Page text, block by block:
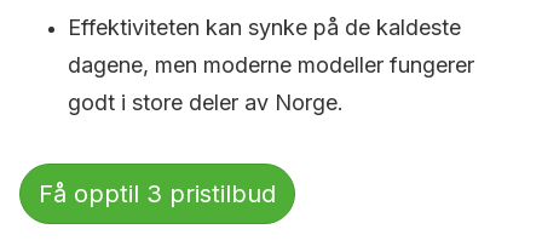
Effektiviteten kan synke på de kaldeste
dagene, men moderne modeller fungerer
godt i store deler av Norge.
Få opptil 3 pristilbud